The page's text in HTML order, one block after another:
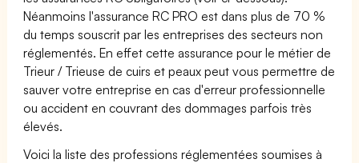
Néanmoins l'assurance RC PRO est dans plus de 70 %
du temps souscrit par les entreprises des secteurs non
réglementés. En effet cette assurance pour le métier de
Trieur / Trieuse de cuirs et peaux peut vous permettre de
sauver votre entreprise en cas d'erreur professionnelle
ou accident en couvrant des dommages parfois très
élevés.
Voici la liste des professions réglementées soumises à